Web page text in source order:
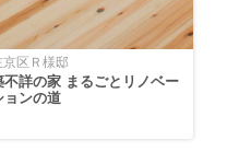
京区Ｒ様邸
不詳の家 まるごとリノベー
ョンの道